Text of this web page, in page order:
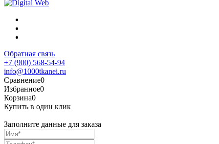
Обратная связь
+7 (900) 568-54-94
info@1000tkanei.ru
Сравнение0
Избранное0
Корзина0
Купить в один клик
Заполните данные для заказа